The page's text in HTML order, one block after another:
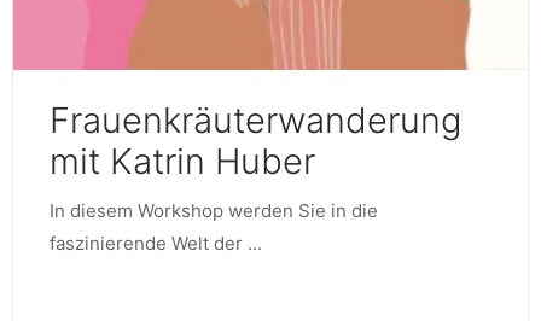
Frauenkräuterwanderung
mit Katrin Huber
In diesem Workshop werden Sie in die
faszinierende Welt der ...